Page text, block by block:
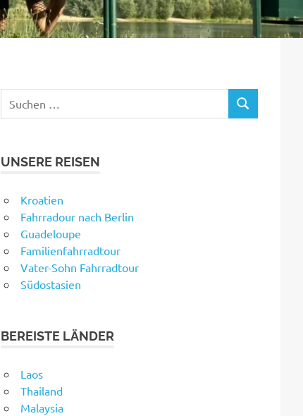
nach:
SUCHEN
UNSERE REISEN
Kroatien
Fahrradour nach Berlin
Guadeloupe
Familienfahrradtour
Vater-Sohn Fahrradtour
Südostasien
BEREISTE LÄNDER
Laos
Thailand
Malaysia